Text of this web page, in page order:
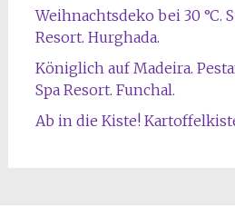
Weihnachtsdeko bei 30 °C.
Resort. Hurghada.
Königlich auf Madeira.
Spa Resort. Funchal.
Ab in die Kiste!